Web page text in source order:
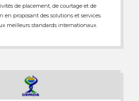
de placement, de courtage et de
en proposant des solutions et services
meilleurs standards internationaux.